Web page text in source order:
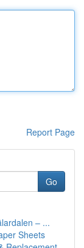
Report Page
Go
– ...
Sheets